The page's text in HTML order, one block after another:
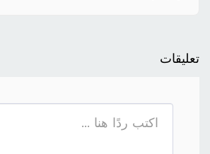
تعليقات